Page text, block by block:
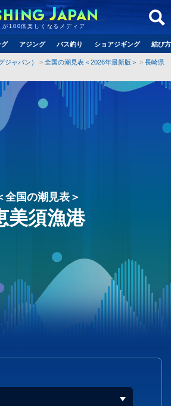
が100倍楽しくなるメディア
グ アジング バス釣り ショアジギング 結び
ジャパン） 全国の潮見表＜2026年最新版＞
長崎県
全国の潮見表＞
美須漁港